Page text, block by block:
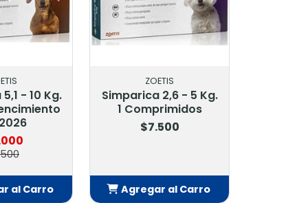
- 10 Kg.
al Carro
ZOETIS
Simparica 2,6 - 5 Kg.
1 Comprimidos
$7.500
Agregar al Carro